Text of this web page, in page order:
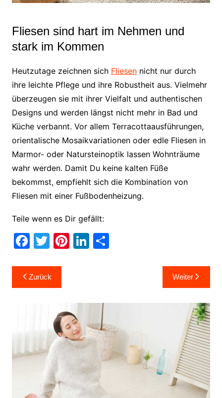
Fliesen sind hart im Nehmen und
stark im Kommen
Heutzutage zeichnen sich Fliesennicht nur durch
ihre leichte Pflege und ihre Robustheit aus. Vielmehr
überzeugen sie mit ihrer Vielfalt und authentischen
Designs und werden längst nicht mehr in Bad und
Küche verbannt. Vor allem Terracottaausführungen,
orientalische Mosaikvariationen oder edle Fliesen in
Marmor- oder Natursteinoptik lassen Wohnträume
wahr werden. Damit Du keine kalten Füße
bekommst, empfiehlt sich die Kombination von
Fliesen mit einer Fußbodenheizung.
Teile wenn es Dir gefällt:
F
c
e
o
k
T
itt
er
Pi
st
Li
dI
n
T
Beitragsnavigation
Zurück Weiter